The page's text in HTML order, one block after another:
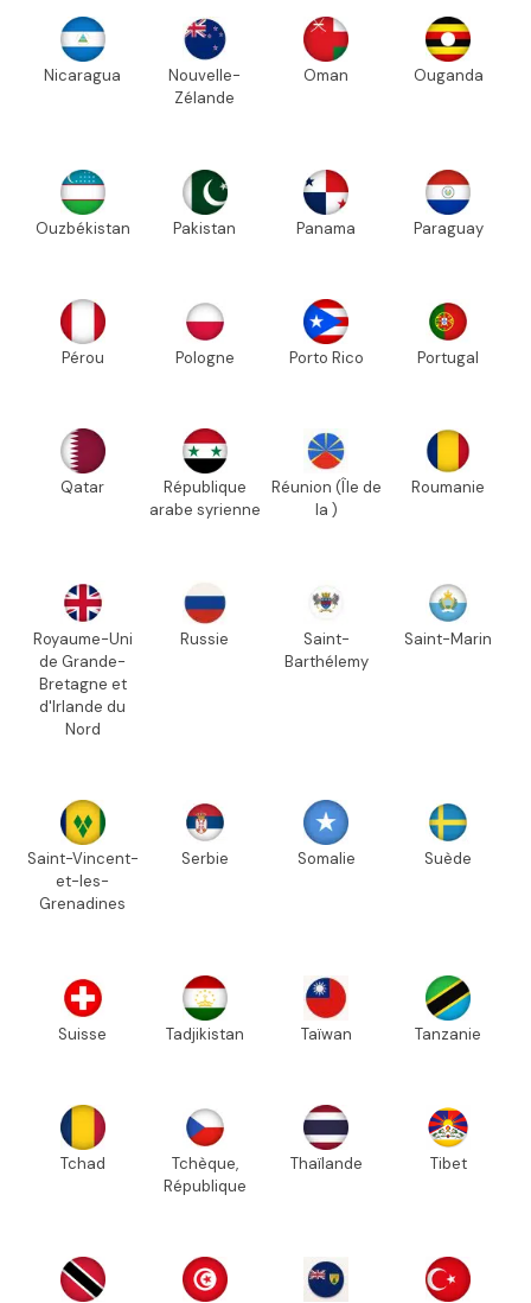
Nicaragua
Nouvelle-
Zélande
Oman Ouganda
Ouzbékistan Pakistan Panama Paraguay
Pérou Pologne Porto Rico Portugal
Qatar
République
arabe syrienne
Réunion (Île de
la )
Roumanie
Royaume-Uni
de Grande-
Bretagne et
d'Irlande du
Nord
Russie
Saint-
Barthélemy
Saint-Marin
Saint-Vincent-
et-les-
Grenadines
Serbie Somalie Suède
Suisse Tadjikistan Taïwan Tanzanie
Tchad
Tchèque,
République
Thaïlande Tibet